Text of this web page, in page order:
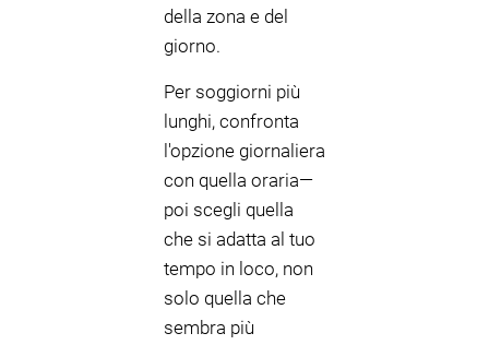
della zona e del
giorno.
Per soggiorni più
lunghi, confronta
l'opzione giornaliera
con quella oraria—
poi scegli quella
che si adatta al tuo
tempo in loco, non
solo quella che
sembra più